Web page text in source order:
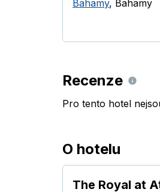
Bahamy, Bahamy
Recenze
Pro tento hotel
O hotelu
The Royal at